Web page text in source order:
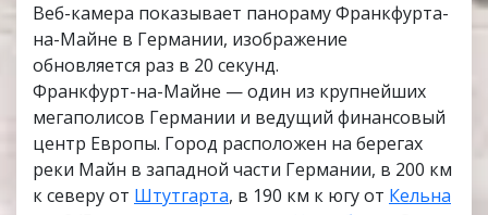
Веб-камера показывает панораму Франкфурта-
на-Майне в Германии, изображение
обновляется раз в 20 секунд.
Франкфурт-на-Майне — один из крупнейших
мегаполисов Германии и ведущий финансовый
центр Европы. Город расположен на берегах
реки Майн в западной части Германии, в 200 км
к северу от Штутгарта, в 190 км к югу от Кельна